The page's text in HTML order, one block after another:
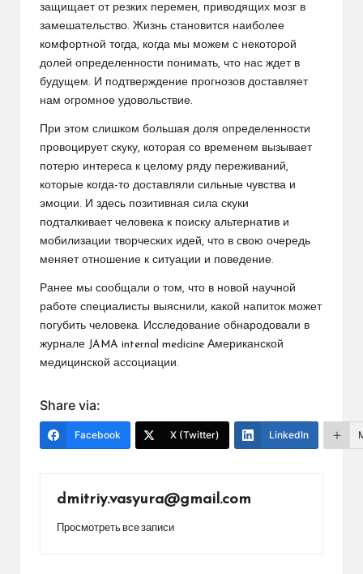
защищает от резких перемен, приводящих мозг в
замешательство. Жизнь становится наиболее
комфортной тогда, когда мы можем с некоторой
долей определенности понимать, что нас ждет в
будущем. И подтверждение прогнозов доставляет
нам огромное удовольствие.
При этом слишком большая доля определенности
провоцирует скуку, которая со временем вызывает
потерю интереса к целому ряду переживаний,
которые когда-то доставляли сильные чувства и
эмоции. И здесь позитивная сила скуки
подталкивает человека к поиску альтернатив и
мобилизации творческих идей, что в свою очередь
меняет отношение к ситуации и поведение.
Ранее мы сообщали о том, что в новой научной
работе специалисты выяснили, какой напиток может
погубить человека. Исследование обнародовали в
журнале JAMA internal medicine Американской
медицинской ассоциации.
Share via:
Facebook X (Twitter) LinkedIn
dmitriy.vasyura@gmail.com
Просмотреть все записи